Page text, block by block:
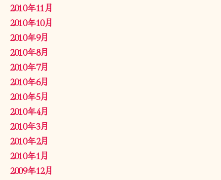
2010年11月
2010年10月
2010年9月
2010年8月
2010年7月
2010年6月
2010年5月
2010年4月
2010年3月
2010年2月
2010年1月
2009年12月